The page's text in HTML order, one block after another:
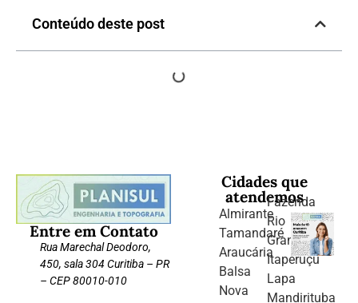
Conteúdo deste post
Entre em Contato
Rua Marechal Deodoro,
450, sala 304 Curitiba – PR
– CEP 80010-010
Cidades que
atendemos
Almirante
Tamandaré
Araucária
Balsa
Nova
Fazenda
Rio
Grande
Itaperuçu
Lapa
Mandirituba